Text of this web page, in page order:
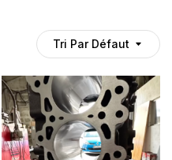
Tri Par Défaut